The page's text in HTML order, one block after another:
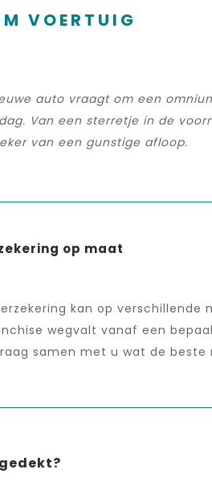
VOERTUIG
auto vraagt om een
Van een sterretje in de
van een gunstige afloop.
op maat
kan op
wegvalt vanaf een
samen met u wat de